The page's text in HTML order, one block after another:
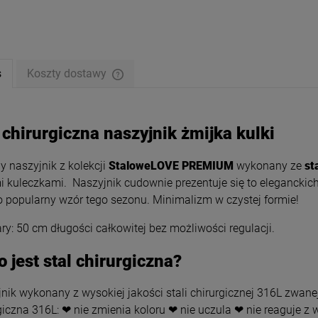
klasyk 45 cm
jasne złoto 2
serce małe czarne 0,5 cm
Koszty dostawy
naszyjnik żmijka kulki
naszyjnik z kolekcji StaloweLOVE PREMIUM wykonany ze
kuleczkami. Naszyjnik cudownie prezentuje się to
popularny wzór tego sezonu. Minimalizm w czystej formie!
50 cm długości całkowitej bez możliwości regulacji.
jest stal chirurgiczna?
wykonany z wysokiej jakości stali chirurgicznej 316L
316L: ❤ nie zmienia koloru ❤ nie uczula ❤ nie reaguje z